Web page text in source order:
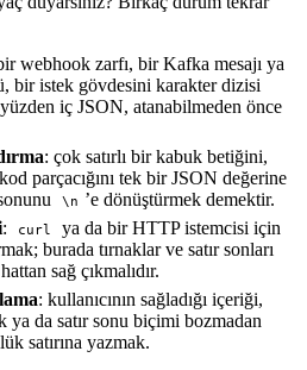
webhook zarfı, bir Kafka mesajı ya
bir istek gövdesini karakter dizisi
iç JSON, atanabilmeden önce
: çok satırlı bir kabuk betiğini,
parçacığını tek bir JSON değerine
\n ’e dönüştürmek demektir.
: curl
ya da bir HTTP istemcisi için
burada tırnaklar ve satır sonları
sağ çıkmalıdır.
: kullanıcının sağladığı içeriği,
ya da satır sonu biçimi bozmadan
satırına yazmak.